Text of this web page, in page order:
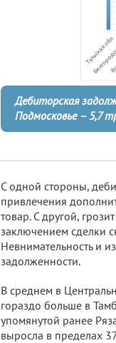
Дебиторская
Подмосковье – 5,7
С одной стороны,
привлечения
товар. С другой,
заключением сделки
Невнимательность и
задолженности.
В среднем в
гораздо больше в
упомянутой ранее
выросла в пределах